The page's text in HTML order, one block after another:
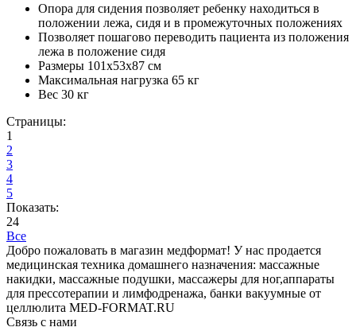
Опора для сидения позволяет ребенку находиться в
положении лежа, сидя и в промежуточных положениях
Позволяет пошагово переводить пациента из положения
лежа в положение сидя
Размеры 101х53х87 см
Максимальная нагрузка 65 кг
Вес 30 кг
Страницы:
1
2
3
4
5
Показать:
24
Все
Добро пожаловать в магазин медформат! У нас продается
медицинская техника домашнего назначения: массажные
накидки, массажные подушки, массажеры для ног,аппараты
для прессотерапии и лимфодренажа, банки вакуумные от
целлюлита MED-FORMAT.RU
Связь с нами